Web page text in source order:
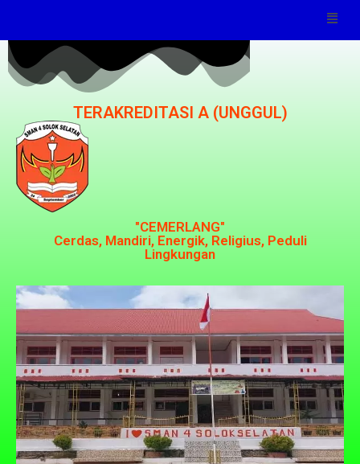
TERAKREDITASI A (UNGGUL)
"CEMERLANG"
Cerdas, Mandiri, Energik, Religius, Peduli
Lingkungan